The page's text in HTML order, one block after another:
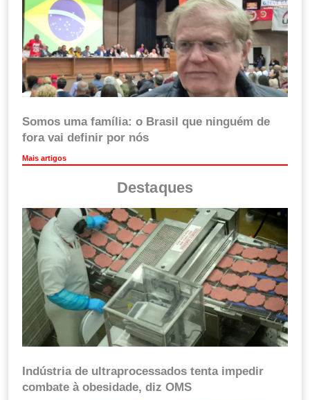
Somos uma família: o Brasil que ninguém de
fora vai definir por nós
Mais artigos
Destaques
Indústria de ultraprocessados tenta impedir
combate à obesidade, diz OMS